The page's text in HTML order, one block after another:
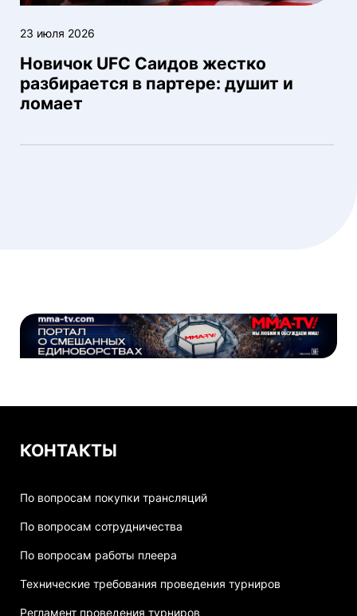
23 июля 2026
Новичок UFC Саидов жестко
разбирается в партере: душит и
ломает
КОНТАКТЫ
По вопросам покупки трансляций
По вопросам сотрудничества
По вопросам работы плеера
Технические требования проведения турниров
Регламент проведения турниров